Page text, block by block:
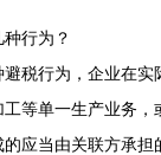
行为？
行为，企业在实
单一生产业务，
应当由关联方承担